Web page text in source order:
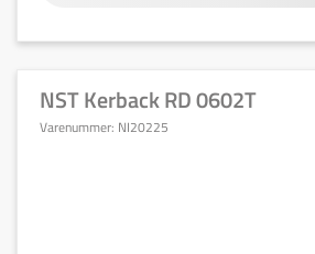
NST Kerback RD 0602T
Varenummer: NI20225